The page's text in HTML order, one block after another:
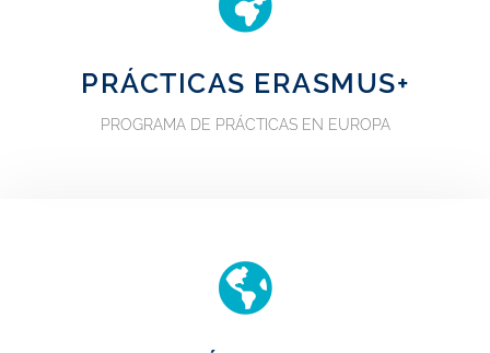
PRÁCTICAS ERASMUS+
PROGRAMA DE PRÁCTICAS EN EUROPA